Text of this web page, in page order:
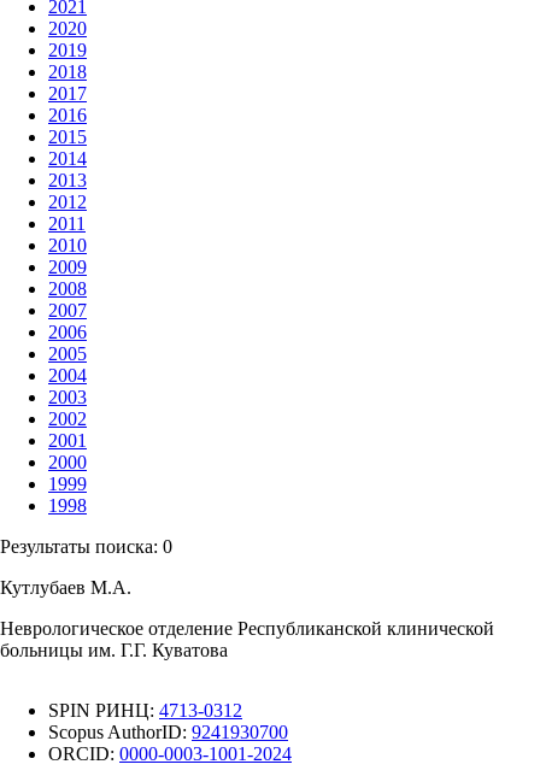
2021
2020
2019
2018
2017
2016
2015
2014
2013
2012
2011
2010
2009
2008
2007
2006
2005
2004
2003
2002
2001
2000
1999
1998
Результаты поиска: 0
Кутлубаев М.А.
Неврологическое отделение Республиканской клинической
больницы им. Г.Г. Куватова
SPIN РИНЦ: 4713-0312
Scopus AuthorID: 9241930700
ORCID: 0000-0003-1001-2024